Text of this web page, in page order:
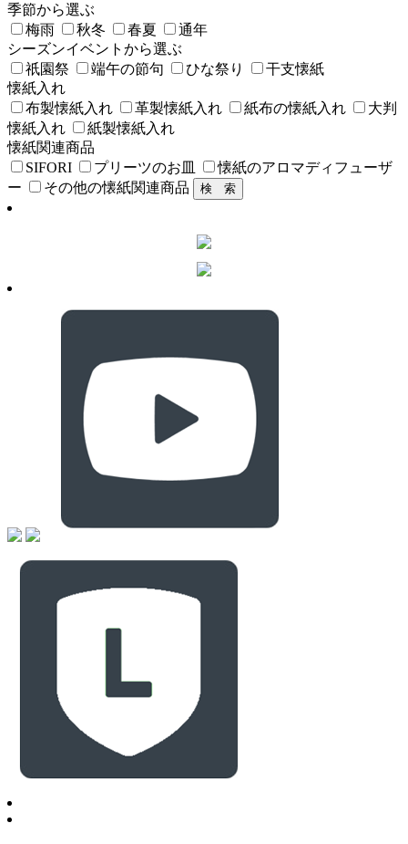
季節から選ぶ
梅雨
秋冬 春夏
通年
シーズンイベントから選ぶ
祇園祭
端午の節句 ひな祭り
干支懐紙
懐紙入れ
布製懐紙入れ
革製懐紙入れ 紙布の懐紙入れ
大判
懐紙入れ
紙製懐紙入れ
懐紙関連商品
SIFORI
プリーツのお皿
懐紙のアロマディフューザ
ー
その他の懐紙関連商品